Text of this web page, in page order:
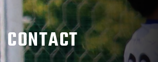
CONTACT